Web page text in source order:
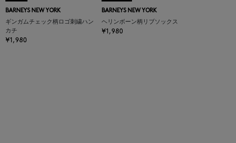
BARNEYS NEW YORK
ギンガムチェック柄ロゴ刺繍ハン
カチ
¥1,980
BARNEYS NEW YORK
ヘリンボーン柄リブソックス
¥1,980